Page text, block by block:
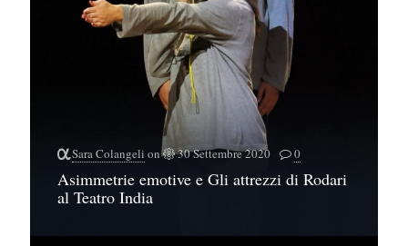
Sara Colangeli on 30 Settembre 2020 0
Asimmetrie emotive e Gli attrezzi di Rodari
al Teatro India